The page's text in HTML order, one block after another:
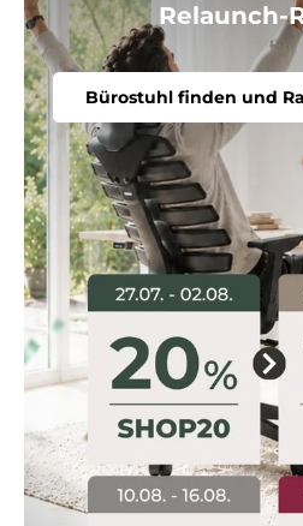
Relaunch-
Bürostuhl finden und